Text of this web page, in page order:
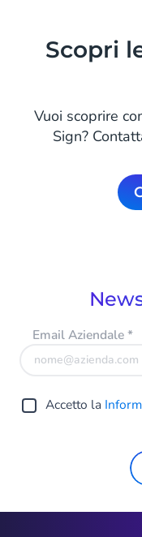
Scopri
Vuoi scoprire
Sign?
Email Aziendale*
Accetto la